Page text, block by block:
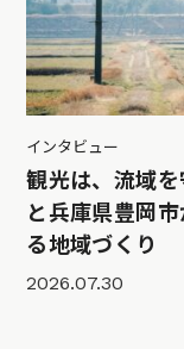
インタビュー
観光は、流域
と兵庫県豊岡
る地域づくり
2026.07.30